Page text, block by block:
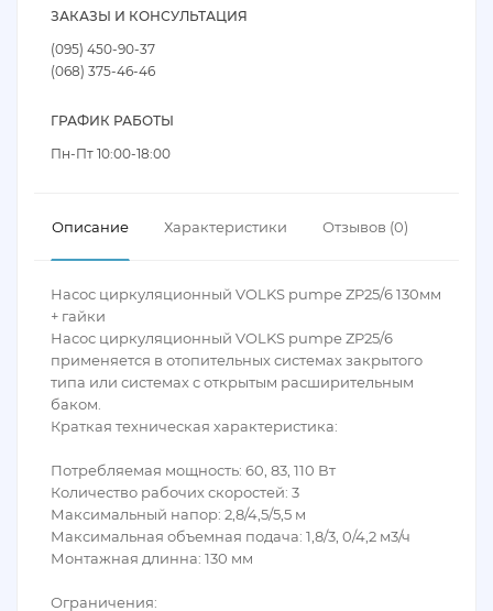
ЗАКАЗЫ И КОНСУЛЬТАЦИЯ
(095) 450-90-37
(068) 375-46-46
ГРАФИК РАБОТЫ
Пн-Пт 10:00-18:00
Описание Характеристики Отзывов (0)
Насос циркуляционный VOLKS pumpe ZP25/6 130мм
+ гайки
Насос циркуляционный VOLKS pumpe ZP25/6
применяется в отопительных системах закрытого
типа или системах с открытым расширительным
баком.
Краткая техническая характеристика:
Потребляемая мощность: 60, 83, 110 Вт
Количество рабочих скоростей: 3
Максимальный напор: 2,8/4,5/5,5 м
Максимальная объемная подача: 1,8/3, 0/4,2 м3/ч
Монтажная длинна: 130 мм
Ограничения: